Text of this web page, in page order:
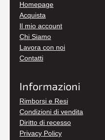
Homepage
Acquista
Il mio account
Chi Siamo
Lavora con noi
Contatti
Informazioni
Rimborsi e Resi
Condizioni di vendita
Diritto di recesso
Privacy Policy